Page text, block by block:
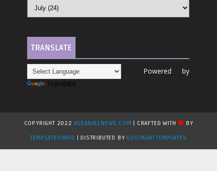
TRANSLATE
Powered by
Translate
COPYRIGHT 2022 ASEANALLNEWS.COM | CRAFTED WITH
BY
TEMPLATESYARD | DISTRIBUTED BY GOOYAABI TEMPLATES